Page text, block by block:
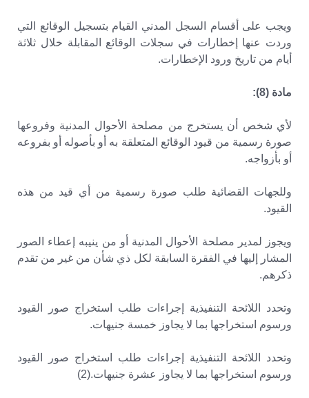
ويجب على أقسام السجل المدني القيام بتسجيل الوقائع التي
وردت عنها إخطارات في سجلات الوقائع المقابلة خلال ثلاثة
أيام من تاريخ ورود الإخطارات.
مادة (8):
لأي شخص أن يستخرج من مصلحة الأحوال المدنية وفروعها
صورة رسمية من قيود الوقائع المتعلقة به أو بأصوله أو بفروعه
أو بأزواجه.
وللجهات القضائية طلب صورة رسمية من أي قيد من هذه
القيود.
ويجوز لمدير مصلحة الأحوال المدنية أو من ينيبه إعطاء الصور
المشار إليها في الفقرة السابقة لكل ذي شأن من غير من تقدم
ذكرهم.
وتحدد اللائحة التنفيذية إجراءات طلب استخراج صور القيود
ورسوم استخراجها بما لا يجاوز خمسة جنيهات.
وتحدد اللائحة التنفيذية إجراءات طلب استخراج صور القيود
ورسوم استخراجها بما لا يجاوز عشرة جنيهات.(2)